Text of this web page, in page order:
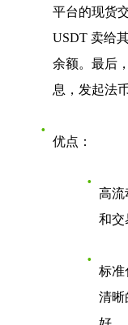
平台的现货
USDT 卖给
余额。最后
息，发起法
优点 ：
高流
和交
标准
清晰